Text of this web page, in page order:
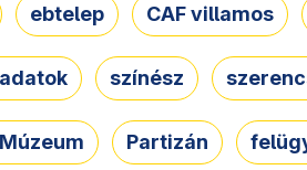
ebtelep CAF villamos
színész
Partizán